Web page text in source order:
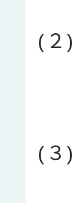
(２)
(３)